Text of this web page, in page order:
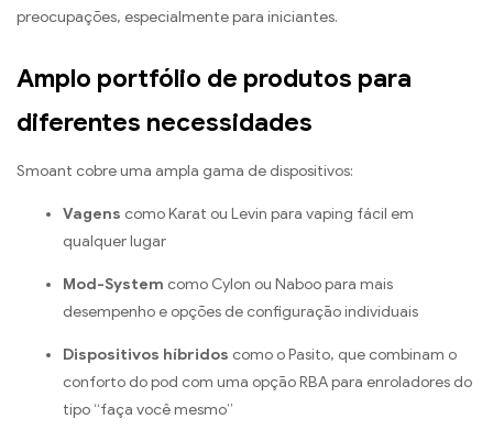
preocupações, especialmente para iniciantes.
Amplo portfólio de produtos para
diferentes necessidades
Smoant cobre uma ampla gama de dispositivos:
Vagens como Karat ou Levin para vaping fácil em
qualquer lugar
Mod-System como Cylon ou Naboo para mais
desempenho e opções de configuração individuais
Dispositivos híbridos como o Pasito, que combinam o
conforto do pod com uma opção RBA para enroladores do
tipo “faça você mesmo”